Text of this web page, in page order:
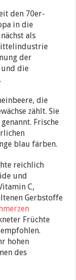
den 70er-
in die
als
der
und die
die
zählt. Sie
Frische
blau färben.
reichlich
und
C,
Gerbstoffe
Früchte
hohen
des